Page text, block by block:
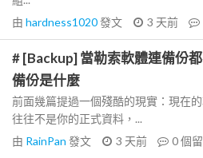
由 hardness1020發文 3 天前
# [Backup] 當勒索軟體連備份
備份是什麼
前面幾篇提過一個殘酷的現實：現在
往往不是你的正式資料，...
由 RainPan 發文 3 天前 0個